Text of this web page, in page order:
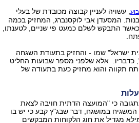
, עשויה לעניין קבוצה מכובדת של בעלי
המסעדן אבי לוקסנברג, המחזיק בכמה
התבקש לשלם כמעט פי שניים, לטענתו,
ישראל" שמו - והחזיק בתעודת השגחה
אלא שלפני מספר שבועות החליט
תקווה והוא מחזיק כעת בתעודה של
כי "המועצה הדתית חויבה לצאת
במושגח, דבר שבג"ץ קבע כי יש בו
מגדיל את חוג הלקוחות המבקשים